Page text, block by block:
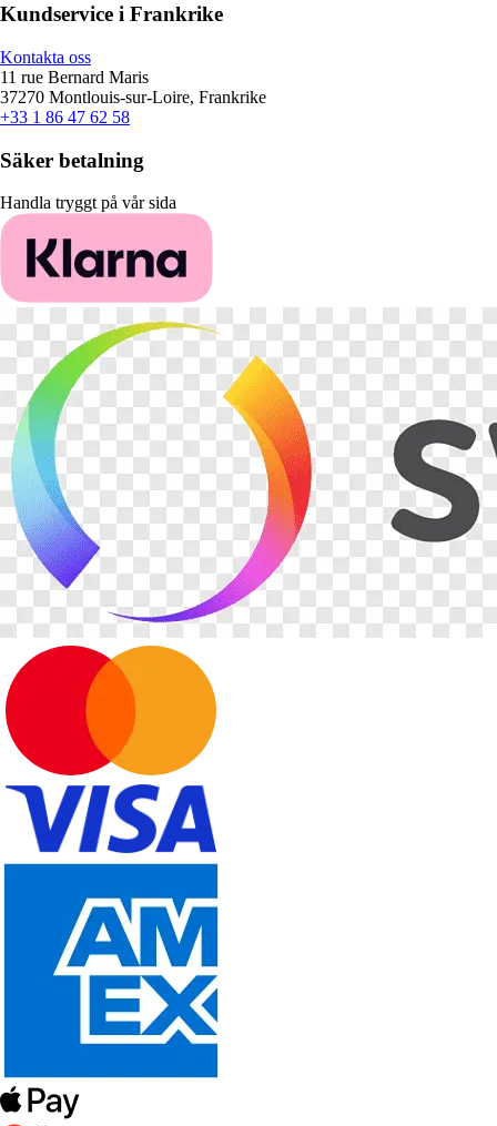
Kundservice i Frankrike
Kontakta oss
11 rue Bernard Maris
37270 Montlouis-sur-Loire, Frankrike
+33 1 86 47 62 58
Säker betalning
Handla tryggt på vår sida